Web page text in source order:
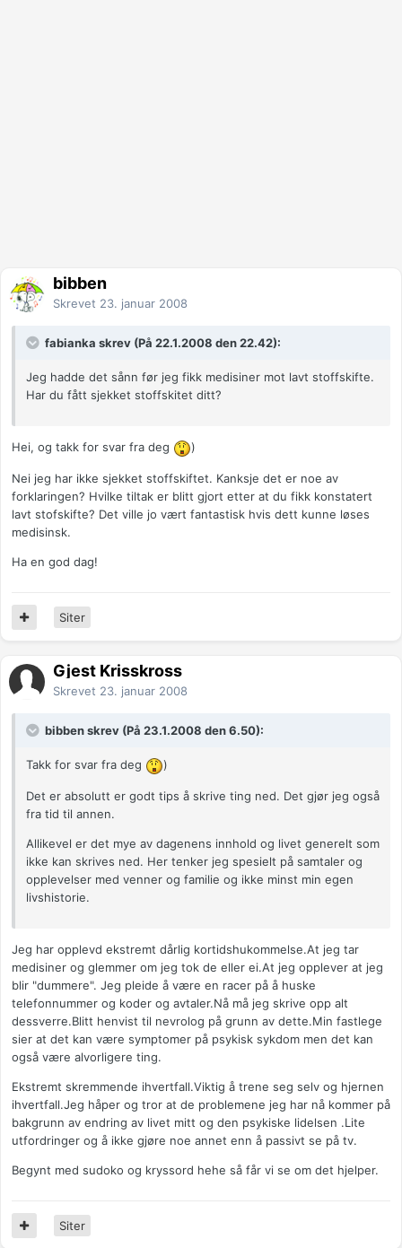
bibben
Skrevet 23. januar 2008
fabianka skrev (På 22.1.2008 den 22.42):
Jeg hadde det sånn før jeg fikk medisiner mot lavt stoffskifte.
Har du fått sjekket stoffskitet ditt?
Hei, og takk for svar fra deg )
Nei jeg har ikke sjekket stoffskiftet. Kanksje det er noe av
forklaringen? Hvilke tiltak er blitt gjort etter at du fikk konstatert
lavt stofskifte? Det ville jo vært fantastisk hvis dett kunne løses
medisinsk.
Ha en god dag!
Siter
Gjest Krisskross
Skrevet 23. januar 2008
bibben skrev (På 23.1.2008 den 6.50):
Takk for svar fra deg )
Det er absolutt er godt tips å skrive ting ned. Det gjør jeg også
fra tid til annen.
Allikevel er det mye av dagenens innhold og livet generelt som
ikke kan skrives ned. Her tenker jeg spesielt på samtaler og
opplevelser med venner og familie og ikke minst min egen
livshistorie.
Jeg har opplevd ekstremt dårlig kortidshukommelse.At jeg tar
medisiner og glemmer om jeg tok de eller ei.At jeg opplever at jeg
blir "dummere". Jeg pleide å være en racer på å huske
telefonnummer og koder og avtaler.Nå må jeg skrive opp alt
dessverre.Blitt henvist til nevrolog på grunn av dette.Min fastlege
sier at det kan være symptomer på psykisk sykdom men det kan
også være alvorligere ting.
Ekstremt skremmende ihvertfall.Viktig å trene seg selv og hjernen
ihvertfall.Jeg håper og tror at de problemene jeg har nå kommer på
bakgrunn av endring av livet mitt og den psykiske lidelsen .Lite
utfordringer og å ikke gjøre noe annet enn å passivt se på tv.
Begynt med sudoko og kryssord hehe så får vi se om det hjelper.
Siter